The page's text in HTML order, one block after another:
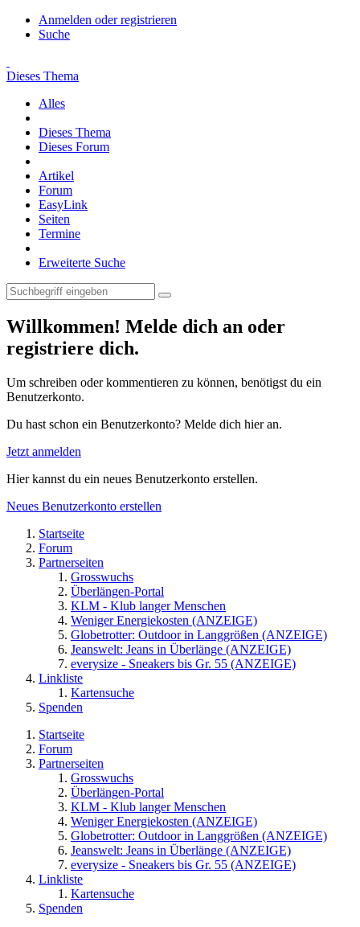
Anmelden oder registrieren
Suche
Dieses Thema
Alles
Dieses Thema
Dieses Forum
Artikel
Forum
EasyLink
Seiten
Termine
Erweiterte Suche
Willkommen! Melde dich an oder
registriere dich.
Um schreiben oder kommentieren zu können, benötigst du ein
Benutzerkonto.
Du hast schon ein Benutzerkonto? Melde dich hier an.
Jetzt anmelden
Hier kannst du ein neues Benutzerkonto erstellen.
Neues Benutzerkonto erstellen
Startseite
Forum
Partnerseiten
Grosswuchs
Überlängen-Portal
KLM - Klub langer Menschen
Weniger Energiekosten (ANZEIGE)
Globetrotter: Outdoor in Langgrößen (ANZEIGE)
Jeanswelt: Jeans in Überlänge (ANZEIGE)
everysize - Sneakers bis Gr. 55 (ANZEIGE)
Linkliste
Kartensuche
Spenden
Startseite
Forum
Partnerseiten
Grosswuchs
Überlängen-Portal
KLM - Klub langer Menschen
Weniger Energiekosten (ANZEIGE)
Globetrotter: Outdoor in Langgrößen (ANZEIGE)
Jeanswelt: Jeans in Überlänge (ANZEIGE)
everysize - Sneakers bis Gr. 55 (ANZEIGE)
Linkliste
Kartensuche
Spenden